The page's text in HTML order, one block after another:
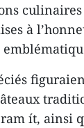
à
ít, ainsi